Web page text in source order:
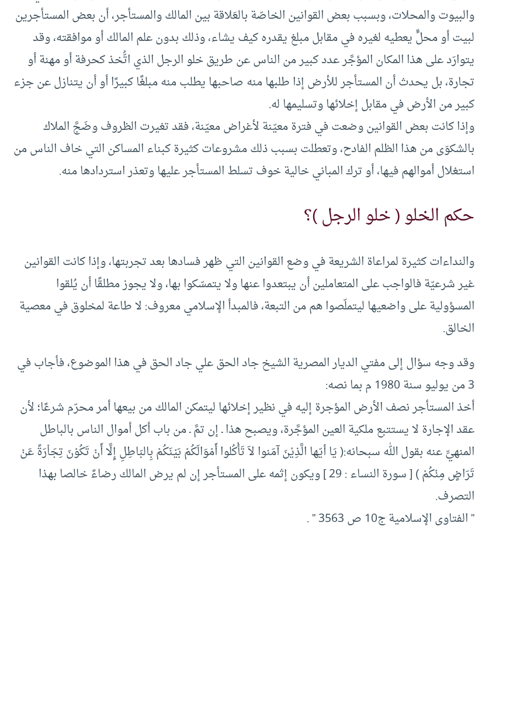
والبيوت والمحلات، وبسبب بعض القوانين الخاصّة بالعَلاقة بين المالك والمستأجر، أن بعض المستأجرين
لبيت أو محلٍّ يعطيه لغيره في مقابل مبلغ يقدره كيف يشاء، وذلك بدون علم المالك أو موافقته، وقد
يتوارَد على هذا المكان المؤجَّر عدد كبير من الناس عن طريق خلو الرجل الذي اتُّخذ كحرفة أو مهنة أو
تجارة، بل يحدث أن المستأجر للأرض إذا طلبها منه صاحبها يطلب منه مبلغًا كبيرًا أو أن يتنازل عن جزء
كبير من الأرض في مقابل إخلائها وتسليمها له.
وإذا كانت بعض القوانين وضعت في فترة معيّنة لأغراض معيّنة، فقد تغيرت الظروف وضَجَّ الملاك
بالشكوَى من هذا الظلم الفادح، وتعطلت بسبب ذلك مشروعات كثيرة كبناء المساكن التي خاف الناس من
استغلال أموالهم فيها، أو ترك المباني خالية خوف تسلط المستأجر عليها وتعذر استردادها منه.
حكم الخلو ( خلو الرجل )؟
والنداءات كثيرة لمراعاة الشريعة في وضع القوانين التي ظهر فسادها بعد تجربتها، وإذا كانت القوانين
غير شرعيّة فالواجب على المتعاملين أن يبتعدوا عنها ولا يتمسّكوا بها، ولا يجوز مطلقًا أن يُلقوا
المسؤولية على واضعيها ليتملّصوا هم من التبعة، فالمبدأ الإسلامي معروف: لا طاعة لمخلوق في معصية
الخالق.
وقد وجه سؤال إلى مفتي الديار المصرية الشيخ جاد الحق علي جاد الحق في هذا الموضوع، فأجاب في
3 من يوليو سنة 1980 م بما نصه:
أخذ المستأجر نصف الأرض المؤجرة إليه في نظير إخلائها ليتمكن المالك من بيعها أمر محرّم شرعًا؛ لأن
عقد الإجارة لا يستتبع ملكية العين المؤجَّرة، ويصبح هذا ـ إن تمَّ ـ من باب أكل أموال الناس بالباطل
المنهيِّ عنه بقول الله سبحانه:( يَا أيّها الَّذِيْنَ آمَنوا لاَ تَأْكُلوا أَمْوَالَكُمْ بَيْنَكُمْ بِالبَاطِلِ إِلَّا أَنْ تَكُوْنَ تِجَاْرَةً عَنْ
تَرَاضٍ مِنْكُمْ ) [ سورة النساء : 29 ] ويكون إثمه على المستأجر إن لم يرض المالك رضاءً خالصا بهذا
التصرف.
” الفتاوى الإسلامية ج10 ص 3563 ” .